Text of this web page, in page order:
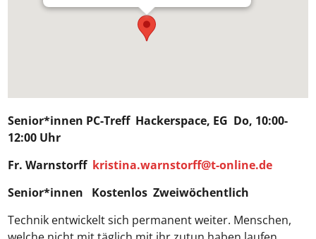
Senior*innen PC-Treff Hackerspace, EG Do, 10:00-
12:00 Uhr
Fr.Warnstorff kristina.warnstorff@t-online.de
Senior*innen Kostenlos Zweiwöchentlich
Technik entwickelt sich permanent weiter. Menschen,